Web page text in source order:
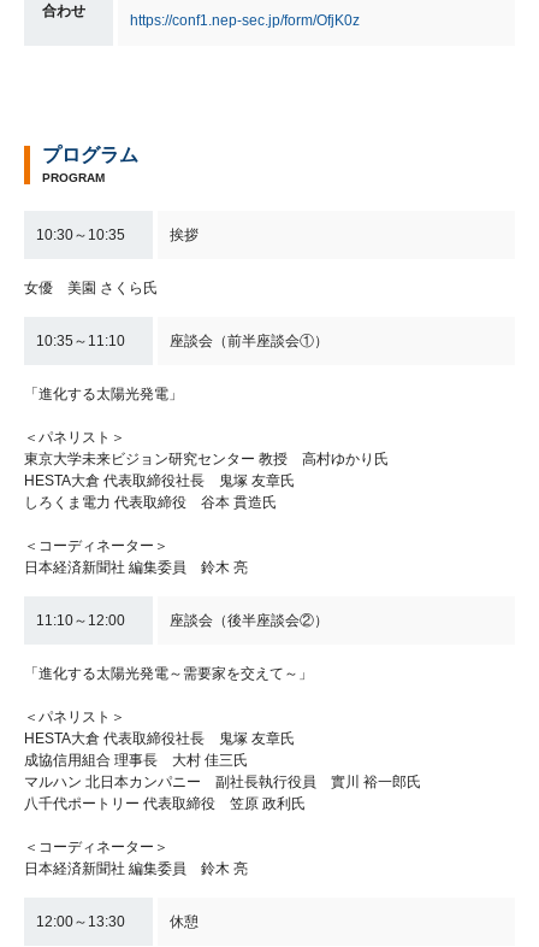
合わせ
https://conf1.nep-sec.jp/form/OfjK0z
プログラム
PROGRAM
10:30～10:35 挨拶
女優 美園 さくら氏
10:35～11:10 座談会（前半座談会①）
「進化する太陽光発電」
＜パネリスト＞
東京大学未来ビジョン研究センター 教授 高村ゆかり氏
HESTA大倉 代表取締役社長 鬼塚 友章氏
しろくま電力 代表取締役 谷本 貫造氏
＜コーディネーター＞
日本経済新聞社 編集委員 鈴木 亮
11:10～12:00 座談会（後半座談会②）
「進化する太陽光発電～需要家を交えて～」
＜パネリスト＞
HESTA大倉 代表取締役社長 鬼塚 友章氏
成協信用組合 理事長 大村 佳三氏
マルハン 北日本カンパニー 副社長執行役員 實川 裕一郎氏
八千代ポートリー 代表取締役 笠原 政利氏
＜コーディネーター＞
日本経済新聞社 編集委員 鈴木 亮
12:00～13:30 休憩